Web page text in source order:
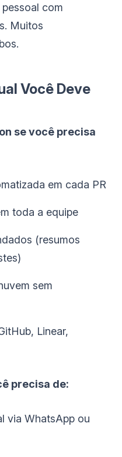
com
Muitos
Você Deve
se você precisa
em cada PR
toda a equipe
(resumos
sem
Linear,
precisa de:
via WhatsApp ou